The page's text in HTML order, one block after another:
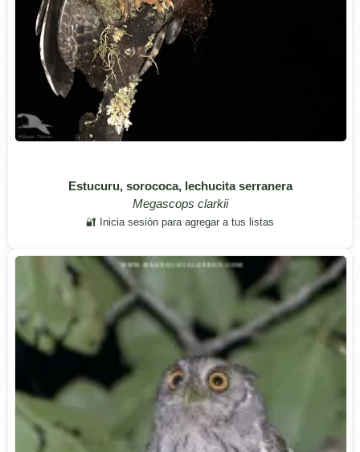
Estucuru, sorococa, lechucita serranera
Megascops clarkii
🔐 Inicia sesión para agregar a tus listas